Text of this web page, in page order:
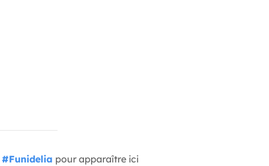
#Funidelia pour apparaître ici